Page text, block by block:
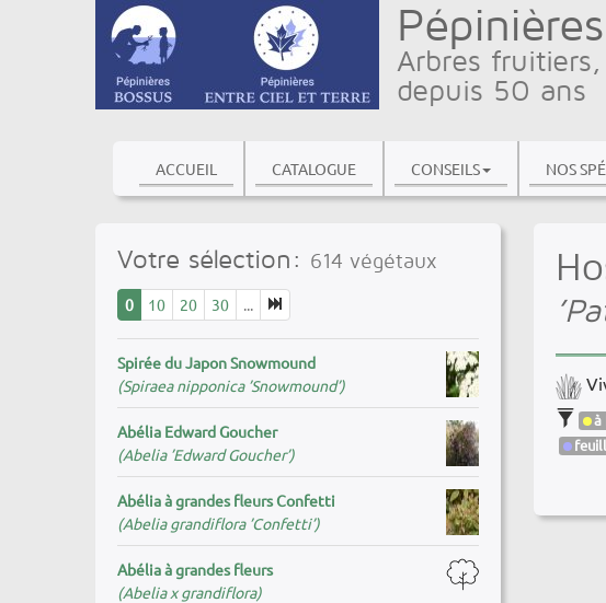
Arbres
depuis 50 ans
ACCUEIL CATALOGUE CONSEILS NOS
Votre sélection: 614 végétaux
0 10 20 30
Spirée du Japon Snowmound
(Spiraea nipponica ’Snowmound’)
Abélia Edward Goucher
(Abelia ’Edward Goucher’)
Abélia à grandes fleurs Confetti
(Abelia grandiflora ’Confetti’)
Abélia à grandes fleurs
(Abelia x grandiflora)
à